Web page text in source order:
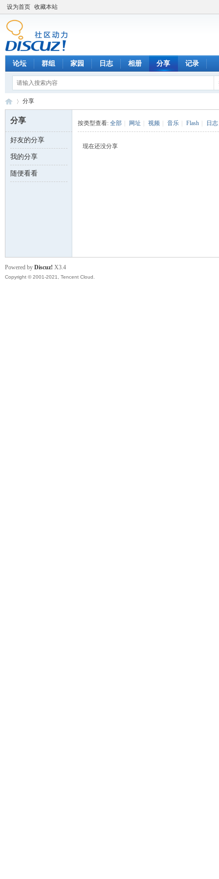
设为首页 收藏本站
论坛 群组 家园 日志 相册 分享 记录
数 ›
分享
分享
好友的分享
我的分享
随便看看
按类型查看: 全部 网址 视频 音乐 Flash 日志
现在还没分享
Powered by Discuz! X3.4
Copyright © 2001-2021, Tencent Cloud.